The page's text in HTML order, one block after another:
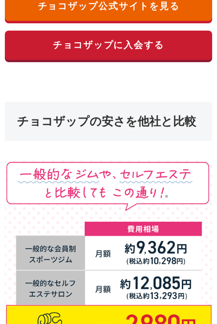
チョコザップ公式サイトを見る
チョコザップに入会する
チョコザップの安さを他社と比較